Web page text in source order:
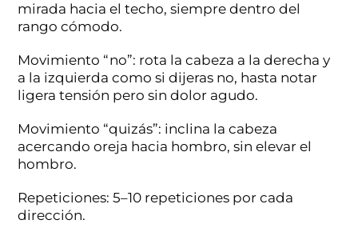
mirada hacia el techo, siempre dentro del
rango cómodo.
Movimiento “no”: rota la cabeza a la derecha y
a la izquierda como si dijeras no, hasta notar
ligera tensión pero sin dolor agudo.
Movimiento “quizás”: inclina la cabeza
acercando oreja hacia hombro, sin elevar el
hombro.
Repeticiones: 5–10 repeticiones por cada
dirección.